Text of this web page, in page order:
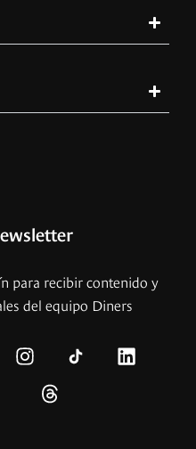
para recibir contenido y
del equipo Diners